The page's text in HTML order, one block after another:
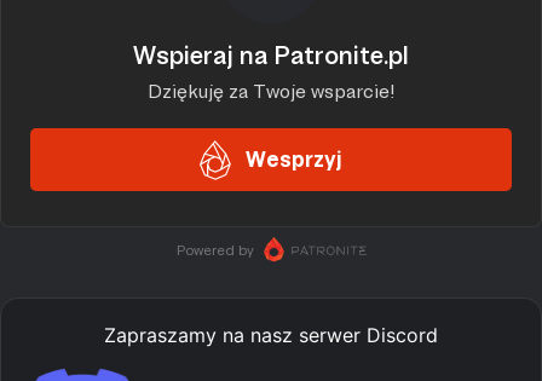
Zapraszamy na nasz serwer Discord